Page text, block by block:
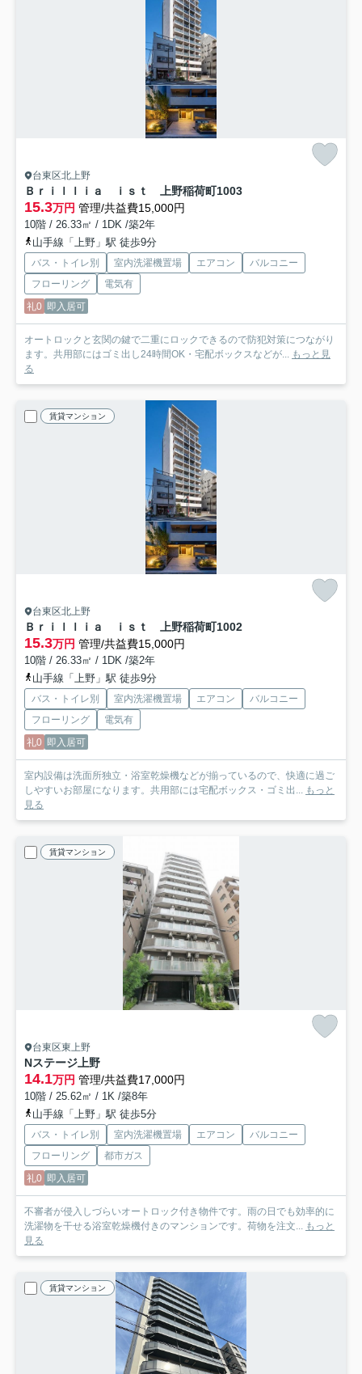
台東区北上野
Ｂｒｉｌｌｉａ ｉｓｔ 上野稲荷町1003
15.3万円 管理/共益費15,000円
10階 / 26.33㎡ / 1DK /築2年
山手線「上野」駅 徒歩9分
バス・トイレ別 室内洗濯機置場 エアコン
バルコニー
フローリング
電気有
礼0 即入居可
オートロックと玄関の鍵で二重にロックできるので防犯対策につながり
ます。共用部にはゴミ出し24時間OK・宅配ボックスなどが... もっと見
る
賃貸マンション
台東区北上野
Ｂｒｉｌｌｉａ ｉｓｔ 上野稲荷町1002
15.3万円 管理/共益費15,000円
10階 / 26.33㎡ / 1DK /築2年
山手線「上野」駅 徒歩9分
バス・トイレ別 室内洗濯機置場 エアコン
バルコニー
フローリング
電気有
礼0 即入居可
室内設備は洗面所独立・浴室乾燥機などが揃っているので、快適に過ご
しやすいお部屋になります。共用部には宅配ボックス・ゴミ出... もっと
見る
賃貸マンション
台東区東上野
Nステージ上野
14.1万円 管理/共益費17,000円
10階 / 25.62㎡ / 1K /築8年
山手線「上野」駅 徒歩5分
バス・トイレ別 室内洗濯機置場 エアコン
バルコニー
フローリング
都市ガス
礼0 即入居可
不審者が侵入しづらいオートロック付き物件です。雨の日でも効率的に
洗濯物を干せる浴室乾燥機付きのマンションです。荷物を注文... もっと
見る
賃貸マンション